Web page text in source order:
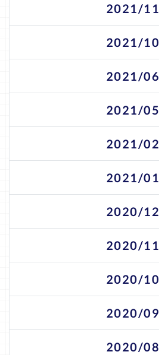
2021/11
2021/10
2021/06
2021/05
2021/02
2021/01
2020/12
2020/11
2020/10
2020/09
2020/08